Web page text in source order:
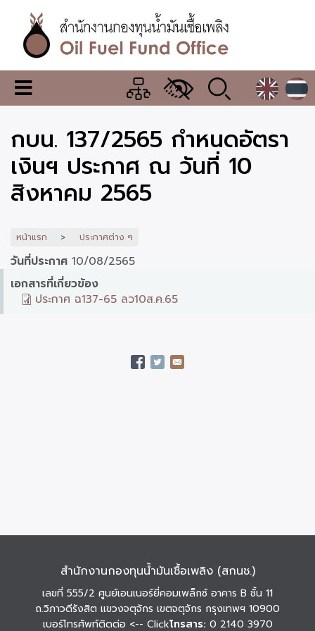
เนื้อหา
หลักสำนักงาน
กองทุน
น้ำมัน
เชื้อ
เพลิง
เมนู
เปลี่ยน
แสดง
ผล
กบน. 137/2565 กำหนดอัตรา
เงินฯ ประกาศ ณ วันที่ 10
สิงหาคม 2565
หน้าแรก ประกาศต่าง ๆ
วันที่ประกาศ 10/08/2565
เอกสารที่เกี่ยวข้อง
ประกาศ ฉ137-65 ลว10ส.ค.65
สำนักงานกองทุนน้ำมันเชื้อเพลิง (สกนช.)
เลขที่ 555/2 ศูนย์เอนเนอร์ยี่คอมเพล็กซ์ อาคาร B ชั้น 11
ถ.วิภาวดีรังสิต แขวงจตุจักร เขตจตุจักร กรุงเทพฯ 10900
เบอร์โทรศัพท์ติดต่อ <-- Clickโทรสาร: 0 2140 3970